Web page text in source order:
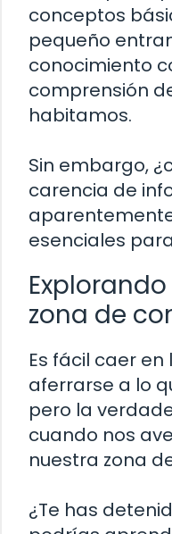
conceptos
pequeño
conocimiento
comprensión
habitamos.
Sin embargo,
carencia de
esenciales
zona de
Es fácil caer
aferrarse a lo
pero la
cuando nos
nuestra zona
¿Te has